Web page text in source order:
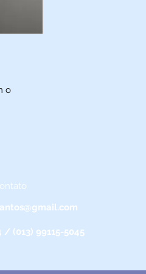
o
/ (013) 99115-5045